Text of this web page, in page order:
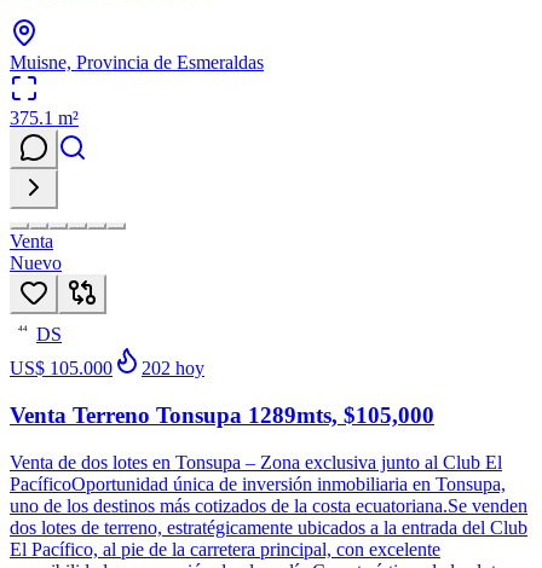
Muisne, Provincia de Esmeraldas
375.1 m²
Venta
Nuevo
44
DS
US$ 105.000
202 hoy
Venta Terreno Tonsupa 1289mts, $105,000
Venta de dos lotes en Tonsupa – Zona exclusiva junto al Club El
PacíficoOportunidad única de inversión inmobiliaria en Tonsupa,
uno de los destinos más cotizados de la costa ecuatoriana.Se venden
dos lotes de terreno, estratégicamente ubicados a la entrada del Club
El Pacífico, al pie de la carretera principal, con excelente